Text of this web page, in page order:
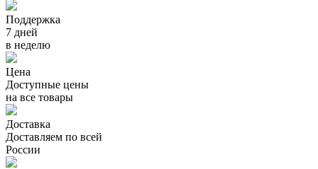
Поддержка
7 дней
в неделю
Цена
Доступные цены
на все товары
Доставка
Доставляем по всей
России